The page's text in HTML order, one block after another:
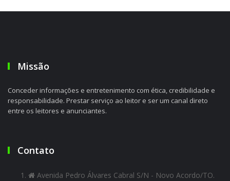
Missão
Conceder informações e entretenimento com ética, credibilidade e
responsabilidade. Prestar serviço ao leitor e ser um canal direto
entre os leitores e anunciantes.
Contato
Avenida Pedro Álvares Cabral S/N - Novo Acordo/TO.